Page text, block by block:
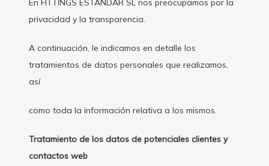
En FITTINGS ESTANDAR SL nos preocupamos por la
privacidad y la transparencia.
A continuación, le indicamos en detalle los
tratamientos de datos personales que realizamos,
así
como toda la información relativa a los mismos.
Tratamiento de los datos de potenciales clientes y
contactos web